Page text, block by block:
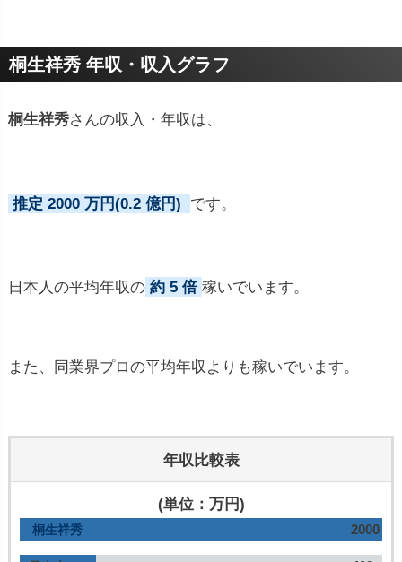
プロフィールトピック
桐生祥秀 年収・収入グラフ
桐生祥秀さんの収入・年収は、
推定 2000 万円(0.2 億円) です。
日本人の平均年収の 約 5 倍 稼いでいます。
また、同業界プロの平均年収よりも稼いでいます。
年収比較表
(単位：万円)
桐生祥秀 2000